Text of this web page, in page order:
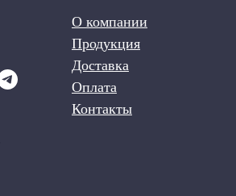
О компании
Продукция
Доставка
Оплата
Контакты